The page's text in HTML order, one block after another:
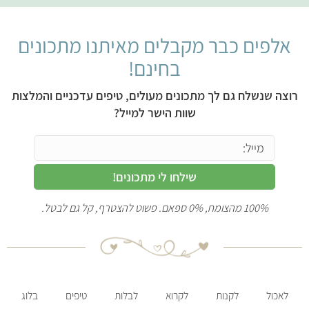
אלפים כבר מקבלים מאיתנו מתכונים
בחינם!
רוצה שנשלח גם לך מתכונים מעולים, טיפים עדכניים והמלצות
שוות הישר למייל?
שילחו לי מתכונים!
100% מהצומח, 0% ספאם. פשוט להצטרף, קל גם לבטל.
לאכול לקנות לקרוא לבלות טיפים בלוג